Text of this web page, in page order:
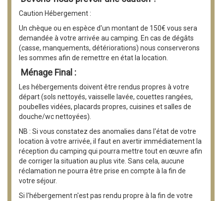
Caution Hébergement :
Un chèque ou en espèce d'un montant de 150€ vous sera
demandée à votre arrivée au camping. En cas de dégâts
(casse, manquements, détériorations) nous conserverons
les sommes afin de remettre en état la location.
Ménage Final :
Les hébergements doivent être rendus propres à votre
départ (sols nettoyés, vaisselle lavée, couettes rangées,
poubelles vidées, placards propres, cuisines et salles de
douche/wc nettoyées).
NB : Si vous constatez des anomalies dans l'état de votre
location à votre arrivée, il faut en avertir immédiatement la
réception du camping qui pourra mettre tout en œuvre afin
de corriger la situation au plus vite. Sans cela, aucune
réclamation ne pourra être prise en compte à la fin de
votre séjour.
Si l'hébergement n'est pas rendu propre à la fin de votre